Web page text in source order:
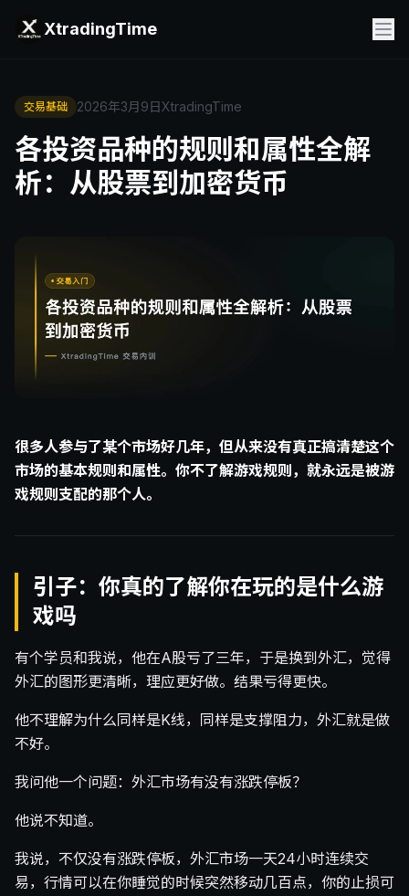
XtradingTime
交易基础 2026年3月9日XtradingTime
各投资品种的规则和属性全解
析：从股票到加密货币
很多人参与了某个市场好几年，但从来没有真正搞清楚这个
市场的基本规则和属性。你不了解游戏规则，就永远是被游
戏规则支配的那个人。
引子：你真的了解你在玩的是什么游
戏吗
有个学员和我说，他在A股亏了三年，于是换到外汇，觉得
外汇的图形更清晰，理应更好做。结果亏得更快。
他不理解为什么同样是K线，同样是支撑阻力，外汇就是做
不好。
我问他一个问题：外汇市场有没有涨跌停板？
他说不知道。
我说，不仅没有涨跌停板，外汇市场一天24小时连续交
易，行情可以在你睡觉的时候突然移动几百点，你的止损可